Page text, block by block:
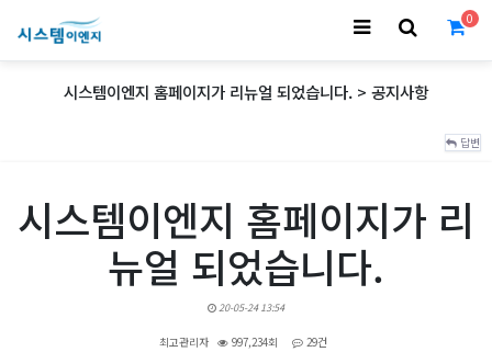
0
시스템이엔지 홈페이지가 리뉴얼 되었습니다. > 공지사항
답변
시스템이엔지 홈페이지가 리
뉴얼 되었습니다.
20-05-24 13:54
최고관리자 997,234회 29건